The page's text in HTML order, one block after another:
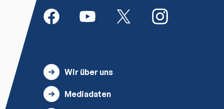
Wir über uns
Mediadaten